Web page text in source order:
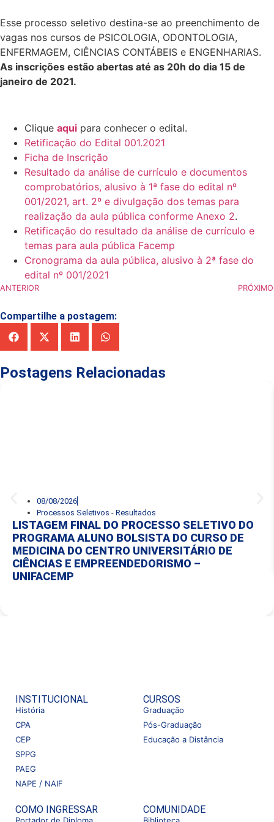
Esse processo seletivo destina-se ao preenchimento de
vagas nos cursos de PSICOLOGIA, ODONTOLOGIA,
ENFERMAGEM, CIÊNCIAS CONTÁBEIS e ENGENHARIAS.
As inscrições estão abertas até as 20h do dia 15 de
janeiro de 2021.
Clique aqui para conhecer o edital.
Retificação do Edital 001.2021
Ficha de Inscrição
Resultado da análise de currículo e documentos
comprobatórios, alusivo à 1ª fase do edital nº
001/2021, art. 2º e divulgação dos temas para
realização da aula pública conforme Anexo 2.
Retificação do resultado da análise de currículo e
temas para aula pública Facemp
Cronograma da aula pública, alusivo à 2ª fase do
edital nº 001/2021
ANTERIOR PRÓXIMO
Compartilhe a postagem:
Postagens Relacionadas
08/08/2026
Processos Seletivos - Resultados
LISTAGEM FINAL DO PROCESSO SELETIVO DO
PROGRAMA ALUNO BOLSISTA DO CURSO DE
MEDICINA DO CENTRO UNIVERSITÁRIO DE
CIÊNCIAS E EMPREENDEDORISMO –
UNIFACEMP
INSTITUCIONAL
História
CPA
CEP
SPPG
PAEG
NAPE / NAIF
CURSOS
Graduação
Pós-Graduação
Educação a Distância
COMO INGRESSAR COMUNIDADE